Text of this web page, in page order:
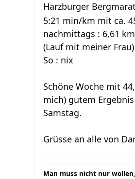
Harzburger
5:21 min/km mit ca.
nachmittags : 6,61
(Lauf mit meiner Frau)
So : nix
Schöne Woche mit
mich) gutem
Samstag.
Grüsse an alle von
Man muss nicht nur